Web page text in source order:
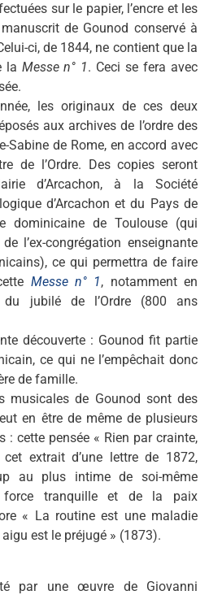
sur le papier, l’encre et les
de Gounod conservé à
ci, de 1844, ne contient que la
la Messe n° 1. Ceci se fera avec
les originaux de ces deux
aux archives de l’ordre des
Sabine de Rome, en accord avec
de l’Ordre. Des copies seront
d’Arcachon, à la Société
d’Arcachon et du Pays de
dominicaine de Toulouse (qui
l’ex-congrégation enseignante
ce qui permettra de faire
Messe n° 1, notamment en
du jubilé de l’Ordre (800 ans
découverte : Gounod fit partie
ce qui ne l’empêchait donc
de famille.
musicales de Gounod sont des
en être de même de plusieurs
: cette pensée « Rien par crainte,
extrait d’une lettre de 1872,
au plus intime de soi-même
force tranquille et de la paix
« La routine est une maladie
est le préjugé » (1873).
par une œuvre de Giovanni